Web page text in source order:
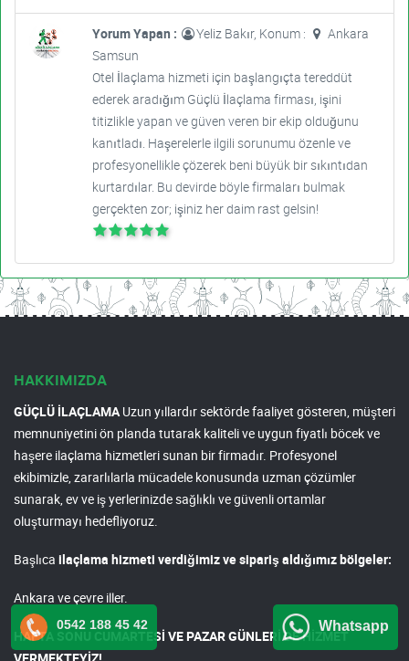
Yorum Yapan : Yeliz Bakır, Konum :
Ankara
Samsun
Otel İlaçlama hizmeti için başlangıçta tereddüt
ederek aradığım Güçlü İlaçlama firması, işini
titizlikle yapan ve güven veren bir ekip olduğunu
kanıtladı. Haşerelerle ilgili sorunumu özenle ve
profesyonellikle çözerek beni büyük bir sıkıntıdan
kurtardılar. Bu devirde böyle firmaları bulmak
gerçekten zor; işiniz her daim rast gelsin!
HAKKIMIZDA
GÜÇLÜ İLAÇLAMAUzun yıllardır sektörde faaliyet gösteren, müşteri
memnuniyetini ön planda tutarak kaliteli ve uygun fiyatlı böcek ve
haşere ilaçlama hizmetleri sunan bir firmadır. Profesyonel
ekibimizle, zararlılarla mücadele konusunda uzman çözümler
sunarak, ev ve iş yerlerinizde sağlıklı ve güvenli ortamlar
oluşturmayı hedefliyoruz.
Başlıca ilaçlama hizmeti verdiğimiz ve sipariş aldığımız bölgeler:
Ankara ve çevre iller.
HAFTA SONU CUMARTESİ VE PAZAR GÜNLERİ DE HİZMET
0542 188 45 42 Whatsapp